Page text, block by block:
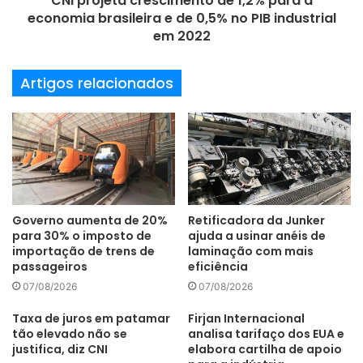
mecanizados operação operador
trabalhos
economia brasileira e de 0,5% no PIB industrial
em 2022
Artigos relacionados
Governo aumenta de 20%
para 30% o imposto de
importação de trens de
passageiros
07/08/2026
Retificadora da Junker
ajuda a usinar anéis de
laminação com mais
eficiência
07/08/2026
Taxa de juros em patamar
tão elevado não se
justifica, diz CNI
Firjan Internacional
analisa tarifaço dos EUA e
elabora cartilha de apoio